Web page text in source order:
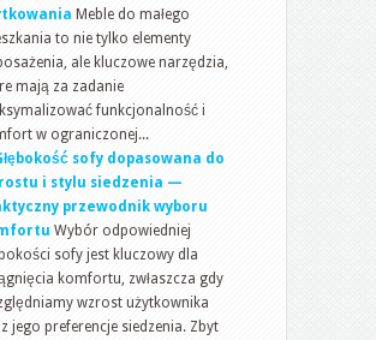
Meble do małego
to nie tylko elementy
ale kluczowe narzędzia,
mają za zadanie
funkcjonalność i
w ograniczonej...
sofy dopasowana do
i stylu siedzenia —
przewodnik wyboru
Wybór odpowiedniej
sofy jest kluczowy dla
komfortu, zwłaszcza gdy
wzrost użytkownika
jego preferencje siedzenia. Zbyt